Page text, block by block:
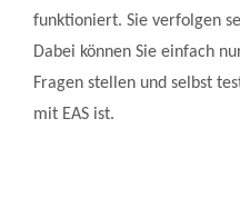
funktioniert. Sie verfolgen
Dabei können Sie einfach
Fragen stellen und selbst
mit EAS ist.